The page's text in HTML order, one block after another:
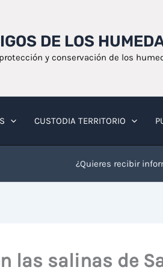
DE LOS
y conservación de los
CUSTODIA TERRITORIO
¿Quieres recibir
las salinas de